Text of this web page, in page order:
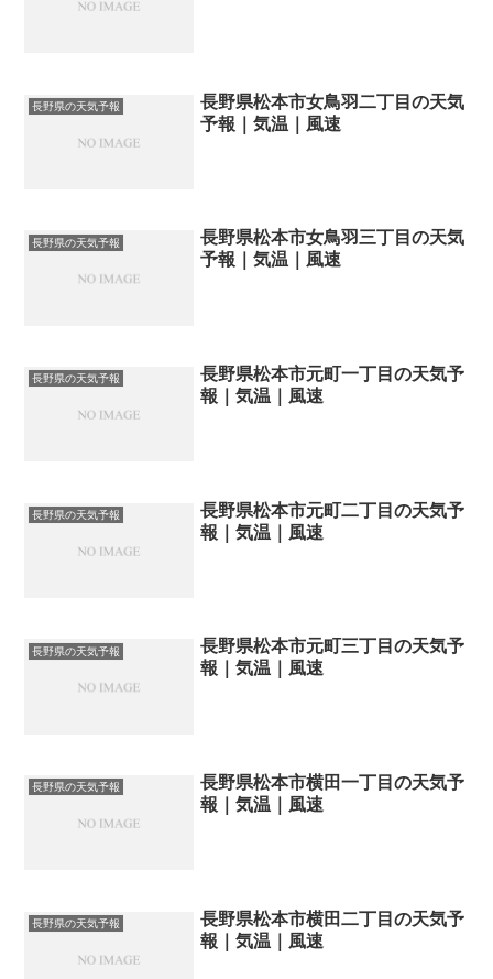
長野県の天気予報
長野県松本市女鳥羽二丁目の天気
予報｜気温｜風速
長野県の天気予報
長野県松本市女鳥羽三丁目の天気
予報｜気温｜風速
長野県の天気予報
長野県松本市元町一丁目の天気予
報｜気温｜風速
長野県の天気予報
長野県松本市元町二丁目の天気予
報｜気温｜風速
長野県の天気予報
長野県松本市元町三丁目の天気予
報｜気温｜風速
長野県の天気予報
長野県松本市横田一丁目の天気予
報｜気温｜風速
長野県の天気予報
長野県松本市横田二丁目の天気予
報｜気温｜風速